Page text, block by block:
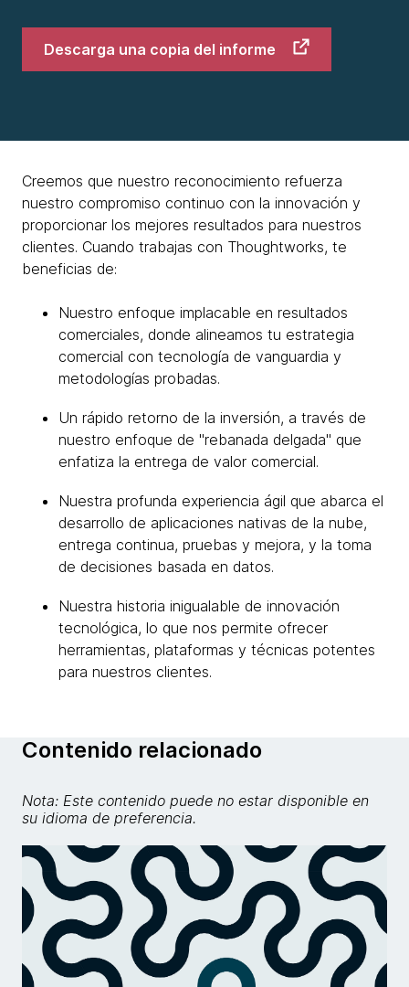
Descarga una copia del informe
Creemos que nuestro reconocimiento refuerza
nuestro compromiso continuo con la innovación y
proporcionar los mejores resultados para nuestros
clientes. Cuando trabajas con Thoughtworks, te
beneficias de:
Nuestro enfoque implacable en resultados
comerciales, donde alineamos tu estrategia
comercial con tecnología de vanguardia y
metodologías probadas.
Un rápido retorno de la inversión, a través de
nuestro enfoque de "rebanada delgada" que
enfatiza la entrega de valor comercial.
Nuestra profunda experiencia ágil que abarca el
desarrollo de aplicaciones nativas de la nube,
entrega continua, pruebas y mejora, y la toma
de decisiones basada en datos.
Nuestra historia inigualable de innovación
tecnológica, lo que nos permite ofrecer
herramientas, plataformas y técnicas potentes
para nuestros clientes.
Contenido relacionado
Nota: Este contenido puede no estar disponible en
su idioma de preferencia.